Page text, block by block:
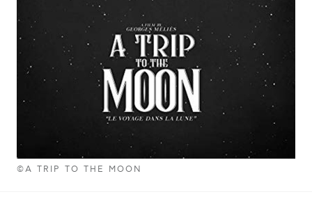
©A TRIP TO THE MOON